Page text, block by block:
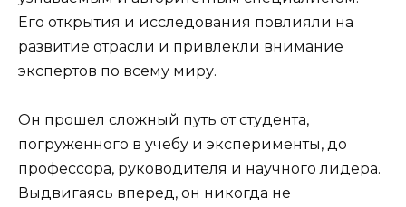
Его открытия и исследования повлияли на
развитие отрасли и привлекли внимание
экспертов по всему миру.
Он прошел сложный путь от студента,
погруженного в учебу и эксперименты, до
профессора, руководителя и научного лидера.
Выдвигаясь вперед, он никогда не